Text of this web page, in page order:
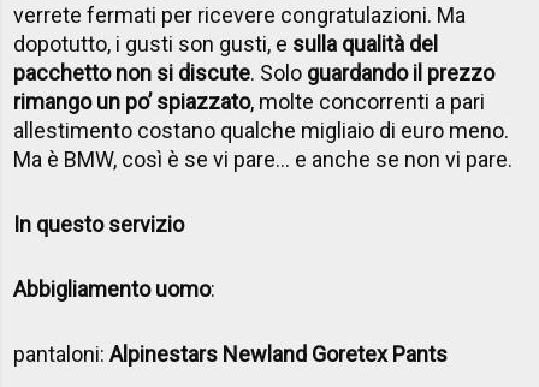
verrete fermati per ricevere congratulazioni. Ma
dopotutto, i gusti son gusti, e sulla qualità del
pacchetto non si discute. Solo guardando il prezzo
rimango un po’ spiazzato, molte concorrenti a pari
allestimento costano qualche migliaio di euro meno.
Ma è BMW, così è se vi pare... e anche se non vi pare.
In questo servizio
Abbigliamento uomo:
pantaloni:Alpinestars Newland Goretex Pants